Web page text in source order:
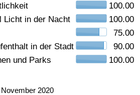
100.00
Licht in der Nacht
100.00
75.00
in der Stadt
90.00
und Parks
100.00
2020
Index (aktuell)